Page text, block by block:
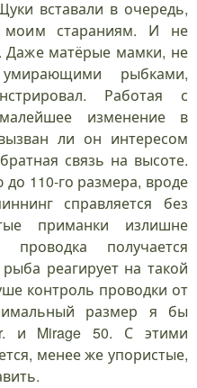
вставали в очередь,
моим стараниям. И не
Даже матёрые мамки, не
рыбками,
Работая с
изменение в
ли он интересом
связь на высоте.
110-го размера, вроде
справляется без
приманки излишне
получается
реагирует на такой
контроль проводки от
размер я бы
и Mirage 50. С этими
менее же упористые,